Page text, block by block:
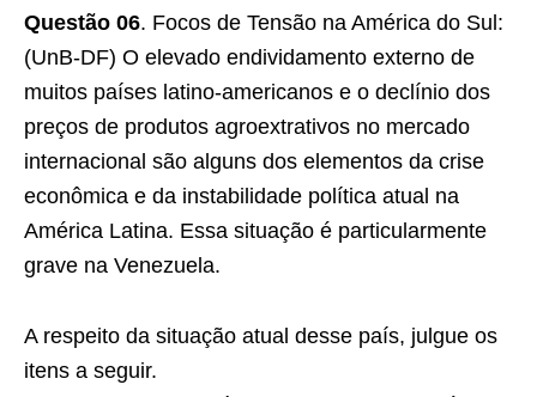
Questão 06. Focos de Tensão na América do Sul:
(UnB-DF) O elevado endividamento externo de
muitos países latino-americanos e o declínio dos
preços de produtos agroextrativos no mercado
internacional são alguns dos elementos da crise
econômica e da instabilidade política atual na
América Latina. Essa situação é particularmente
grave na Venezuela.
A respeito da situação atual desse país, julgue os
itens a seguir.